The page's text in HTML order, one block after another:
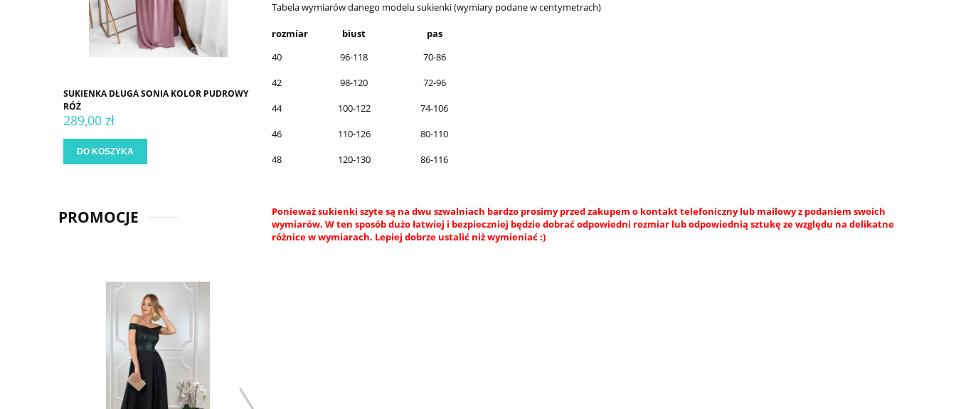
SUKIENKA DŁUGA SONIA KOLOR PUDROWY
RÓŻ
289,00 zł
DO KOSZYKA
PROMOCJE
Tabela wymiarów danego modelu sukienki (wymiary podane w centymetrach)
rozmiar biust
pas
40
96-118
70-86
42
98-120
72-96
44
100-122
74-106
46
110-126
80-110
48
120-130 86-116
Ponieważ sukienki szyte są na dwu szwalniach bardzo prosimy przed zakupem o kontakt telefoniczny lub mailowy z podaniem swoich
wymiarów. W ten sposób dużo łatwiej i bezpieczniej będzie dobrać odpowiedni rozmiar lub odpowiednią sztukę ze względu na delikatne
różnice w wymiarach. Lepiej dobrze ustalić niż wymieniać :)